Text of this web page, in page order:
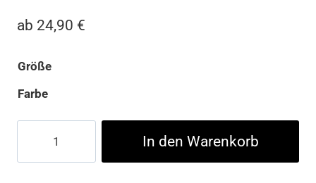
ab 24,90 €
Größe
Farbe
Oversize
In den Warenkorb